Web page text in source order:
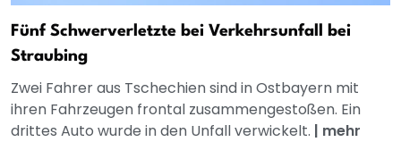
Fünf Schwerverletzte bei Verkehrsunfall bei
Straubing
Zwei Fahrer aus Tschechien sind in Ostbayern mit
ihren Fahrzeugen frontal zusammengestoßen. Ein
drittes Auto wurde in den Unfall verwickelt. | mehr